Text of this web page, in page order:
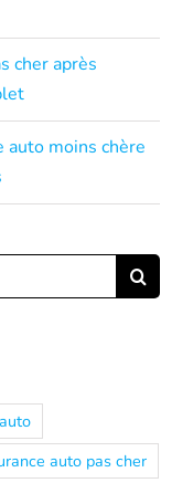
cher après
auto moins chère
auto pas cher